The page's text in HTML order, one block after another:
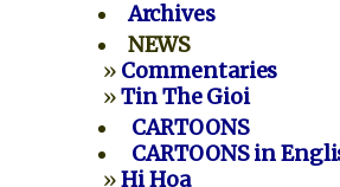
Archives
NEWS
» Commentaries
»Tin The Gioi
CARTOONS
CARTOONS in
»Hi Hoa